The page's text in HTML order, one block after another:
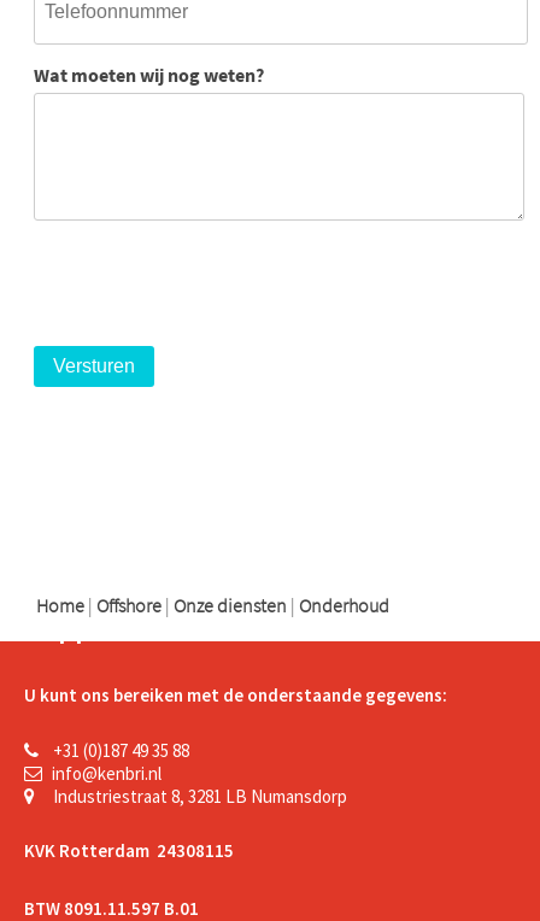
Wat moeten wij nog weten?
Home | Offshore | Onze diensten | Onderhoud
Support
U kunt ons bereiken met de onderstaande gegevens:
+31 (0)187 49 35 88
info@kenbri.nl
Industriestraat 8, 3281 LB Numansdorp
KVK Rotterdam 24308115
BTW 8091.11.597 B.01